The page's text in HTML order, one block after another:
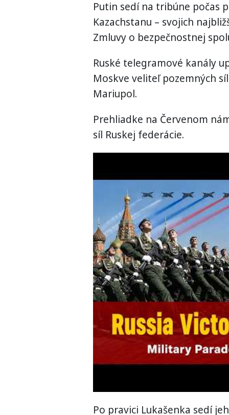
Putin sedí na tribúne počas
Kazachstanu – svojich
Zmluvy o bezpečnostnej
Ruské telegramové kanály
Moskve veliteľ pozemných
Mariupol.
Prehliadke na Červenom
síl Ruskej federácie.
Po pravici Lukašenka sedí